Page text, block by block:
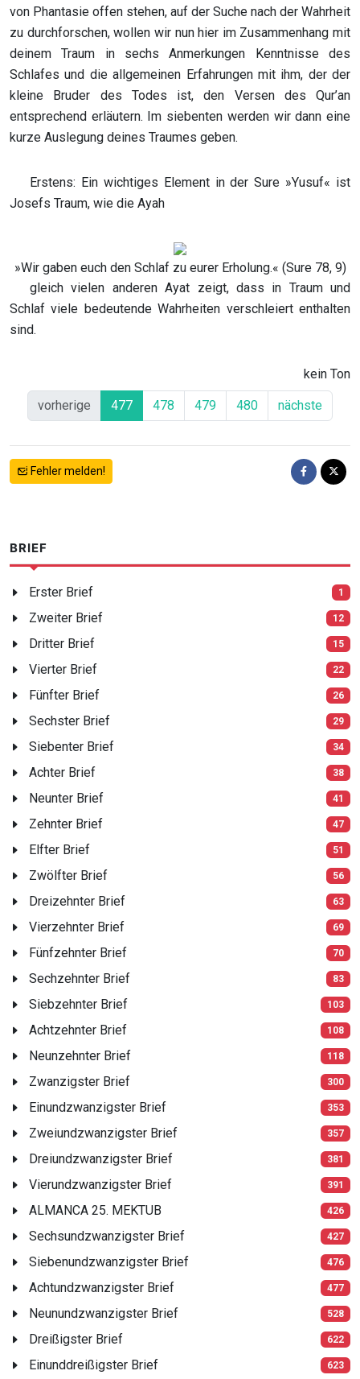
von Phantasie offen stehen, auf der Suche nach der Wahrheit
zu durchforschen, wollen wir nun hier im Zusammenhang mit
deinem Traum in sechs Anmerkungen Kenntnisse des
Schlafes und die allgemeinen Erfahrungen mit ihm, der der
kleine Bruder des Todes ist, den Versen des Qur’an
entsprechend erläutern. Im siebenten werden wir dann eine
kurze Auslegung deines Traumes geben.
Erstens: Ein wichtiges Element in der Sure »Yusuf« ist
Josefs Traum, wie die Ayah
»Wir gaben euch den Schlaf zu eurer Erholung.« (Sure 78, 9)
gleich vielen anderen Ayat zeigt, dass in Traum und
Schlaf viele bedeutende Wahrheiten verschleiert enthalten
sind.
kein Ton
vorherige 477 478 479 480 nächste
Fehler melden!
BRIEF
Erster Brief 1
Zweiter Brief 12
Dritter Brief 15
Vierter Brief 22
Fünfter Brief 26
Sechster Brief 29
Siebenter Brief 34
Achter Brief 38
Neunter Brief 41
Zehnter Brief 47
Elfter Brief 51
Zwölfter Brief 56
Dreizehnter Brief 63
Vierzehnter Brief 69
Fünfzehnter Brief 70
Sechzehnter Brief 83
Siebzehnter Brief 103
Achtzehnter Brief 108
Neunzehnter Brief 118
Zwanzigster Brief 300
Einundzwanzigster Brief 353
Zweiundzwanzigster Brief 357
Dreiundzwanzigster Brief 381
Vierundzwanzigster Brief 391
ALMANCA 25. MEKTUB 426
Sechsundzwanzigster Brief 427
Siebenundzwanzigster Brief 476
Achtundzwanzigster Brief 477
Neunundzwanzigster Brief 528
Dreißigster Brief 622
Einunddreißigster Brief 623